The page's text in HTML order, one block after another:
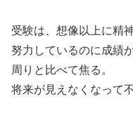
受験は、想像以上に精
努力しているのに成績
周りと比べて焦る。
将来が見えなくなって